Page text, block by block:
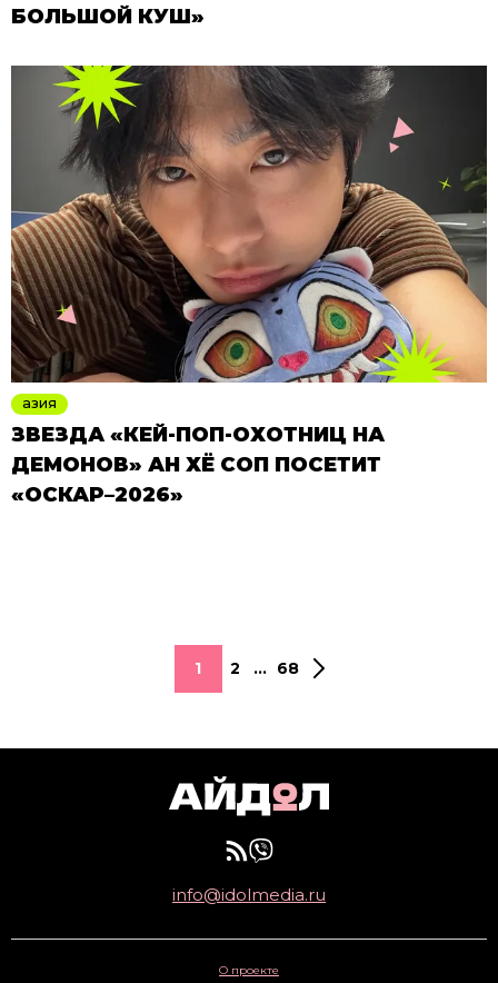
БОЛЬШОЙ КУШ»
азия
ЗВЕЗДА «КЕЙ-ПОП-ОХОТНИЦ НА
ДЕМОНОВ» АН ХЁ СОП ПОСЕТИТ
«ОСКАР–2026»
1 2 ... 68
info@idolmedia.ru
О проекте